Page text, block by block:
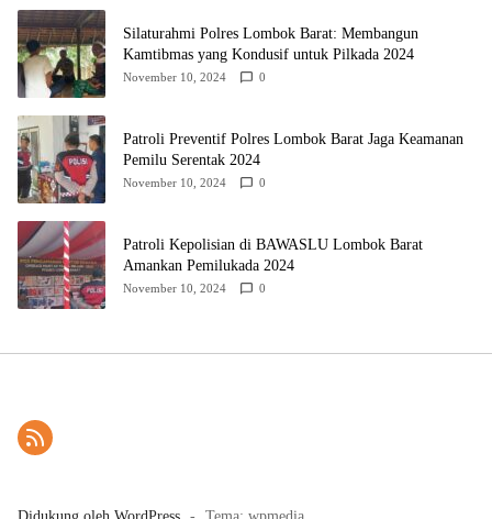
Silaturahmi Polres Lombok Barat: Membangun
Kamtibmas yang Kondusif untuk Pilkada 2024
November 10, 2024 0
Patroli Preventif Polres Lombok Barat Jaga Keamanan
Pemilu Serentak 2024
November 10, 2024 0
Patroli Kepolisian di BAWASLU Lombok Barat
Amankan Pemilukada 2024
November 10, 2024 0